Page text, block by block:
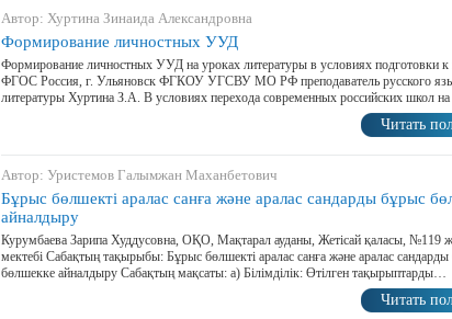
Автор: Хуртина Зинаида Александровна
Формирование личностных УУД
Формирование личностных УУД на уроках литературы в условиях подготовки
ФГОС Россия, г. Ульяновск ФГКОУ УГСВУ МО РФ преподаватель русского
литературы Хуртина З.А. В условиях перехода современных российских школ
Читать
Автор: Уристемов Галымжан Маханбетович
Бұрыс бөлшекті аралас санға және аралас сандарды бұрыс
айналдыру
Курумбаева Зарипа Худдусовна, ОҚО, Мақтарал ауданы, Жетісай қаласы, №119
мектебі Сабақтың тақырыбы: Бұрыс бөлшекті аралас санға және аралас
бөлшекке айналдыру Сабақтың мақсаты: а) Білімділік: Өтілген тақырыптарды…
Читать